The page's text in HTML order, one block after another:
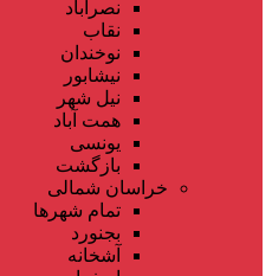
نصرآباد
نقاب
نوخندان
نیشابور
نیل شهر
همت آباد
یونسی
بازگشت
خراسان شمالی
تمام شهر‌ها
بجنورد
آشخانه